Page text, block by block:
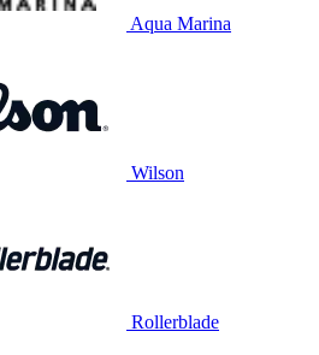
Aqua Marina
Wilson
Rollerblade